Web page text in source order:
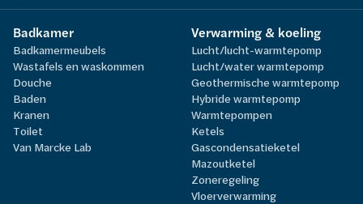
Badkamer
Badkamermeubels
Wastafels en waskommen
Douche
Baden
Kranen
Toilet
Van Marcke Lab
Verwarming & koeling
Lucht/lucht-warmtepomp
Lucht/water warmtepomp
Geothermische warmtepomp
Hybride warmtepomp
Warmtepompen
Ketels
Gascondensatieketel
Mazoutketel
Zoneregeling
Vloerverwarming